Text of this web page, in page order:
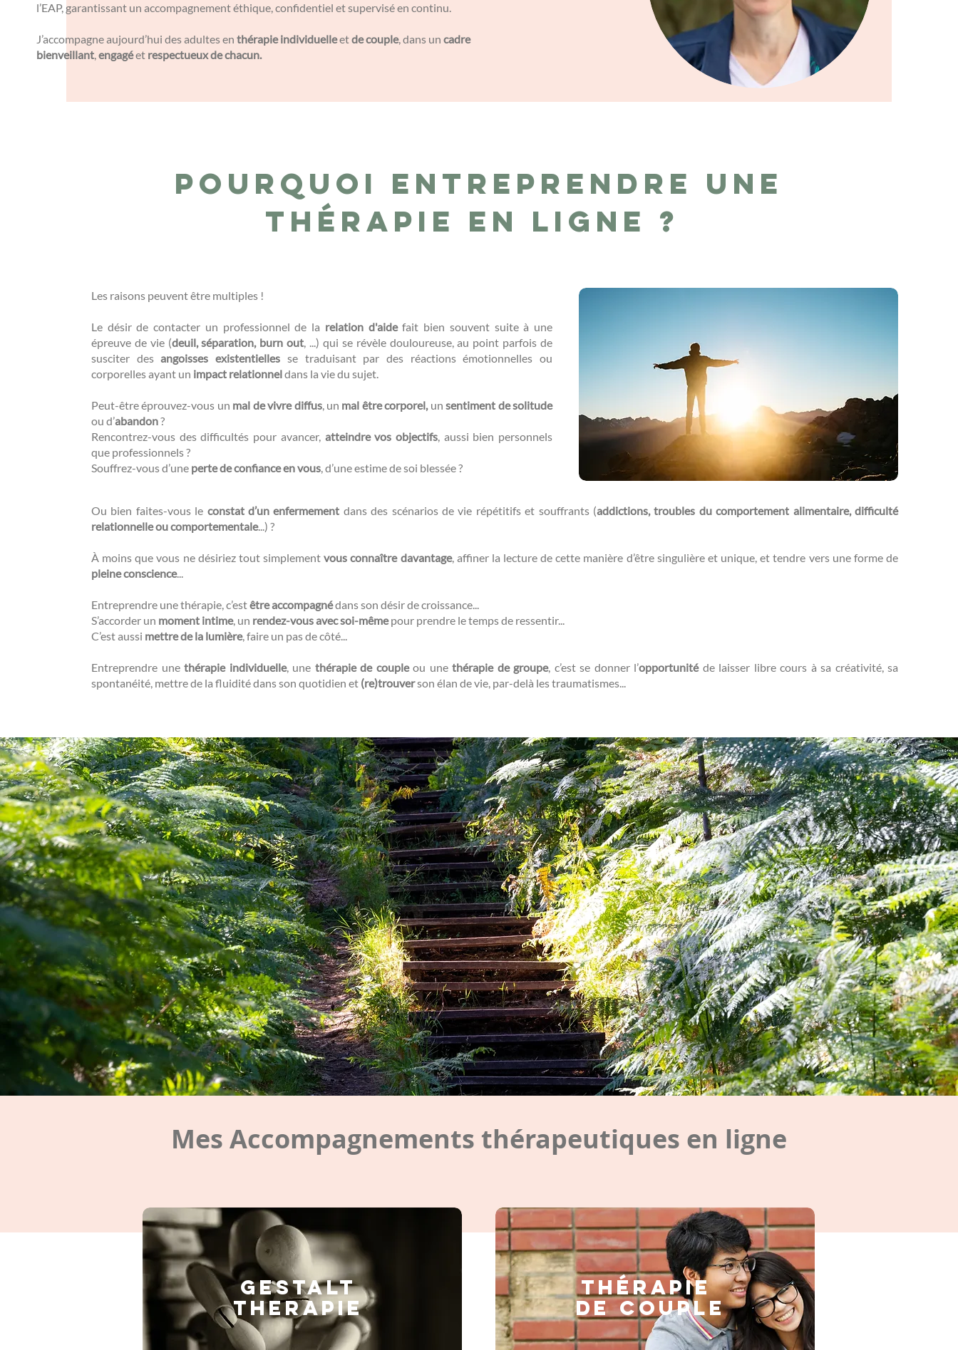
l’EAP, garantissant un accompagnement éthique, confidentiel et supervisé en continu.
J’accompagne aujourd’hui des adultes en thérapie individuelleetde couple, dans un cadre
bienveillant,engagéet respectueux de chacun.
Pourquoi entreprendre une
thérapie en ligne ?
Les raisons peuvent être multiples !
Le désir de contacter un professionnel de la relation d'aidefait bien souvent suite à une
épreuve de vie (deuil, séparation, burn out, ...) qui se révèle douloureuse, au point parfois de
susciter desangoisses existentielles se traduisant par des réactions émotionnelles ou
corporelles ayant un impact relationneldans la vie du sujet.
Peut-être éprouvez-vous un mal de vivre diffus, un mal être corporel,unsentiment de solitude
ou d’abandon?
Rencontrez-vous des difficultés pour avancer, atteindre vos objectifs, aussi bien personnels
que professionnels ?
Souffrez-vous d’une perte de confiance en vous, d’une estime de soi blessée ?​​
Ou bien faites-vous le constat d’un enfermement dans des scénarios de vie répétitifs et souffrants (addictions, troubles du comportement alimentaire, difficulté
relationnelle ou comportementale...) ?
À moins que vous ne désiriez tout simplementvous connaître davantage, affiner la lecture de cette manière d’être singulière et unique, et tendre vers une forme de
pleine conscience...
Entreprendre une thérapie, c’estêtre accompagnédans son désir de croissance...
S’accorder un moment intime, un rendez-vous avec soi-mêmepour prendre le temps de ressentir...
C’est aussi mettre de la lumière, faire un pas de côté...
Entreprendre une thérapie individuelle, une thérapie de coupleou une thérapie de groupe, c’est se donner l’opportunité de laisser libre cours à sa créativité, sa
spontanéité, mettre de la fluidité dans son quotidien et (re)trouverson élan de vie, par-delà les traumatismes...
Mes Accompagnements thérapeutiques en ligne
GESTALT
THERAPIE
Thérapie
de couple